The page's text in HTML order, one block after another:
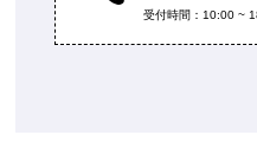
受付時間：10:00 ~